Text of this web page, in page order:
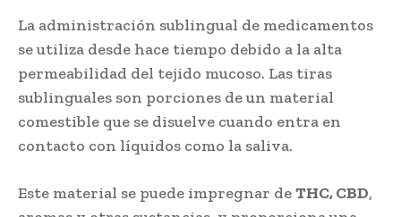
La administración sublingual de medicamentos
se utiliza desde hace tiempo debido a la alta
permeabilidad del tejido mucoso. Las tiras
sublinguales son porciones de un material
comestible que se disuelve cuando entra en
contacto con líquidos como la saliva.
Este material se puede impregnar deTHC, CBD,